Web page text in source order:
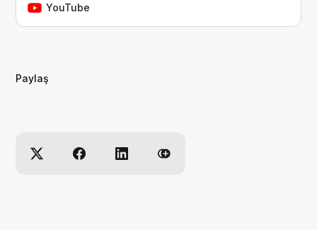
çocukluğumdan beri tutkunu olduğum
de bana eşlik etmek isterseniz,
YouTube
Paylaş